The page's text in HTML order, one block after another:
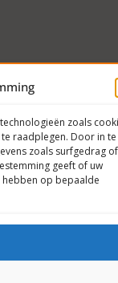
zoals
raadplegen. Door in te
zoals surfgedrag of
geeft of uw
op bepaalde